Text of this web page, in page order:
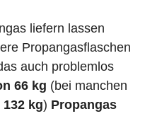
liefern lassen
Propangasflaschen
auch problemlos
66 kg (bei manchen
132 kg) Propangas